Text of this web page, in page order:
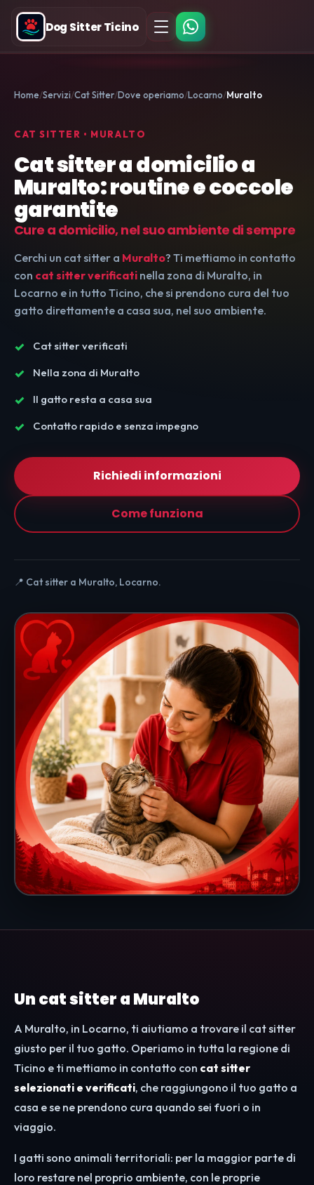
Dog Sitter Ticino
Home Servizi Cat Sitter Dove operiamo Locarno Muralto
CAT SITTER • MURALTO
Cat sitter a domicilio a
Muralto: routine e coccole
garantite
Cure a domicilio, nel suo ambiente di sempre
Cerchi un cat sitter a Muralto? Ti mettiamo in contatto
con cat sitter verificati nella zona di Muralto, in
Locarno e in tutto Ticino, che si prendono cura del tuo
gatto direttamente a casa sua, nel suo ambiente.
Cat sitter verificati
Nella zona di Muralto
Il gatto resta a casa sua
Contatto rapido e senza impegno
Richiedi informazioni
Come funziona
📍 Cat sitter a Muralto, Locarno.
Un cat sitter a Muralto
A Muralto, in Locarno, ti aiutiamo a trovare il cat sitter
giusto per il tuo gatto. Operiamo in tutta la regione di
Ticino e ti mettiamo in contatto con cat sitter
selezionati e verificati, che raggiungono il tuo gatto a
casa e se ne prendono cura quando sei fuori o in
viaggio.
I gatti sono animali territoriali: per la maggior parte di
loro restare nel proprio ambiente, con le proprie